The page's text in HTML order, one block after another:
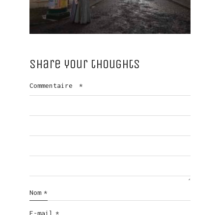
Share your thoughts
Commentaire *
Nom *
E-mail *